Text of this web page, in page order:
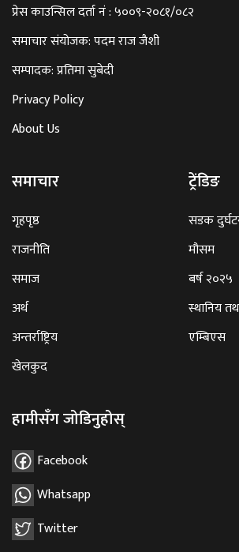
प्रेस काउन्सिल दर्ता नं : ५००९-२०८१/०८२
समाचार संयोजक: पदम राज जैशी
सम्पादक: प्रतिमा सुबेदी
Privacy Policy
About Us
समाचार
गृहपृष्ठ
राजनीति
समाज
अर्थ
अन्तर्राष्ट्रिय
खेलकुद
ट्रेंडिङ
सडक
मौसम
बर्ष २०२५
स्थानिय
एम्बिएस
हामीसँग जोडिनुहोस्
Facebook
Whatsapp
Twitter